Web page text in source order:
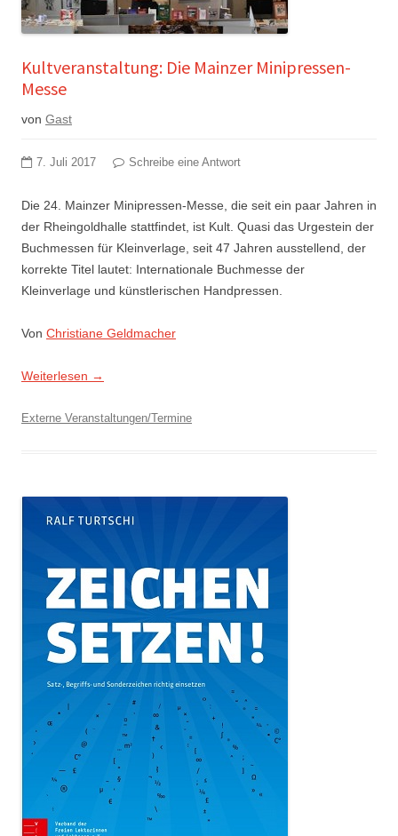
Kultveranstaltung: Die Mainzer Minipressen-
Messe
von Gast
7. Juli 2017 Schreibe eine Antwort
Die 24. Mainzer Minipressen-Messe, die seit ein paar Jahren in
der Rheingoldhalle stattfindet, ist Kult. Quasi das Urgestein der
Buchmessen für Kleinverlage, seit 47 Jahren ausstellend, der
korrekte Titel lautet: Internationale Buchmesse der
Kleinverlage und künstlerischen Handpressen.
Von Christiane Geldmacher
Weiterlesen →
Externe Veranstaltungen/Termine